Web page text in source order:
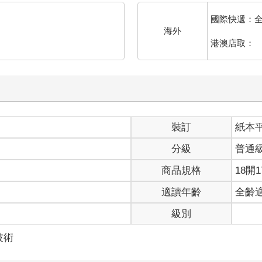
海外
國際快遞：
港澳店取：
裝訂
紙本
分級
普通
商品規格
18開
適讀年齡
全齡
級別
術